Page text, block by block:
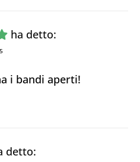
ha detto:
i bandi aperti!
detto: